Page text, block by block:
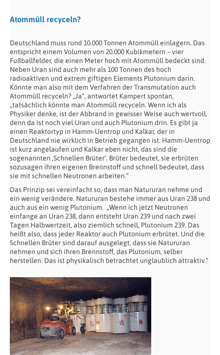
Atommüll recyceln?
Deutschland muss rund 10.000 Tonnen Atommüll einlagern. Das
entspricht einem Volumen von 20.000 Kubikmetern – vier
Fußballfelder, die einen Meter hoch mit Atommüll bedeckt sind.
Neben Uran sind auch mehr als 100 Tonnen des hoch
radioaktiven und extrem giftigen Elements Plutonium darin.
Könnte man also mit dem Verfahren der Transmutation auch
Atommüll recyceln? „Ja“, antwortet Kampert spontan,
„tatsächlich könnte man Atommüll recyceln. Wenn ich als
Physiker denke, ist der Abbrand in gewisser Weise auch wertvoll,
denn da ist noch viel Uran und auch Plutonium drin. Es gibt ja
einen Reaktortyp in Hamm-Uentrop und Kalkar, der in
Deutschland nie wirklich in Betrieb gegangen ist. Hamm-Uentrop
ist kurz angelaufen und Kalkar eben nicht, das sind die
sogenannten ‚Schnellen Brüter‘. Brüter bedeutet, sie erbrüten
sozusagen ihren eigenen Brennstoff und schnell bedeutet, dass
sie mit schnellen Neutronen arbeiten.“
Das Prinzip sei vereinfacht so, dass man Natururan nehme und
ein wenig verändere. Natururan bestehe immer aus Uran 238 und
auch aus ein wenig Plutonium. „Wenn ich jetzt Neutronen
einfange an Uran 238, dann entsteht Uran 239 und nach zwei
Tagen Halbwertzeit, also ziemlich schnell, Plutonium 239. Das
heißt also, dass jeder Reaktor auch Plutonium erbrütet. Und die
Schnellen Brüter sind darauf ausgelegt, dass sie Natururan
nehmen und sich ihren Brennstoff, das Plutonium, selber
herstellen. Das ist physikalisch betrachtet unglaublich attraktiv.“